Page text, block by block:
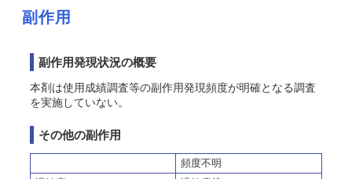
副作用
副作用発現状況の概要
本剤は使用成績調査等の副作用発現頻度が明確となる調査
を実施していない。
その他の副作用
頻度不明